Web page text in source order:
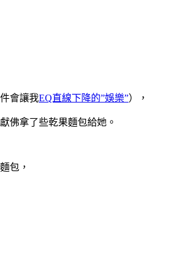
會讓我EQ直線下降的”娛樂”），
佛拿了些乾果麵包給她。
包，